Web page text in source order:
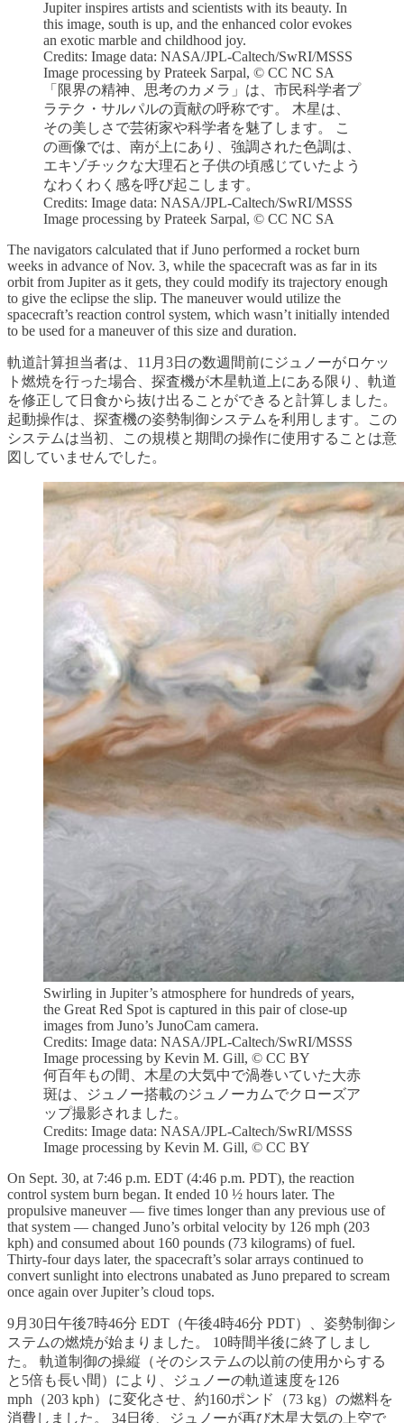
Jupiter inspires artists and scientists with its beauty. In
this image, south is up, and the enhanced color evokes
an exotic marble and childhood joy.
Credits: Image data: NASA/JPL-Caltech/SwRI/MSSS
Image processing by Prateek Sarpal, © CC NC SA
「限界の精神、思考のカメラ」は、市民科学者プ
ラテク・サルパルの貢献の呼称です。 木星は、
その美しさで芸術家や科学者を魅了します。 こ
の画像では、南が上にあり、強調された色調は、
エキゾチックな大理石と子供の頃感じていたよう
なわくわく感を呼び起こします。
Credits: Image data: NASA/JPL-Caltech/SwRI/MSSS
Image processing by Prateek Sarpal, © CC NC SA
The navigators calculated that if Juno performed a rocket burn
weeks in advance of Nov. 3, while the spacecraft was as far in its
orbit from Jupiter as it gets, they could modify its trajectory enough
to give the eclipse the slip. The maneuver would utilize the
spacecraft’s reaction control system, which wasn’t initially intended
to be used for a maneuver of this size and duration.
軌道計算担当者は、11月3日の数週間前にジュノーがロケッ
ト燃焼を行った場合、探査機が木星軌道上にある限り、軌道
を修正して日食から抜け出ることができると計算しました。
起動操作は、探査機の姿勢制御システムを利用します。この
システムは当初、この規模と期間の操作に使用することは意
図していませんでした。
Swirling in Jupiter’s atmosphere for hundreds of years,
the Great Red Spot is captured in this pair of close-up
images from Juno’s JunoCam camera.
Credits: Image data: NASA/JPL-Caltech/SwRI/MSSS
Image processing by Kevin M. Gill, © CC BY
何百年もの間、木星の大気中で渦巻いていた大赤
斑は、ジュノー搭載のジュノーカムでクローズア
ップ撮影されました。
Credits: Image data: NASA/JPL-Caltech/SwRI/MSSS
Image processing by Kevin M. Gill, © CC BY
On Sept. 30, at 7:46 p.m. EDT (4:46 p.m. PDT), the reaction
control system burn began. It ended 10 ½ hours later. The
propulsive maneuver — five times longer than any previous use of
that system — changed Juno’s orbital velocity by 126 mph (203
kph) and consumed about 160 pounds (73 kilograms) of fuel.
Thirty-four days later, the spacecraft’s solar arrays continued to
convert sunlight into electrons unabated as Juno prepared to scream
once again over Jupiter’s cloud tops.
9月30日午後7時46分 EDT（午後4時46分 PDT）、姿勢制御シ
ステムの燃焼が始まりました。 10時間半後に終了しまし
た。 軌道制御の操縦（そのシステムの以前の使用からする
と5倍も長い間）により、ジュノーの軌道速度を126
mph（203 kph）に変化させ、約160ポンド（73 kg）の燃料を
消費しました。 34日後、ジュノーが再び木星大気の上空で